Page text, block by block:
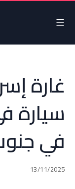
غارة
سيارة
في
13/11/2025